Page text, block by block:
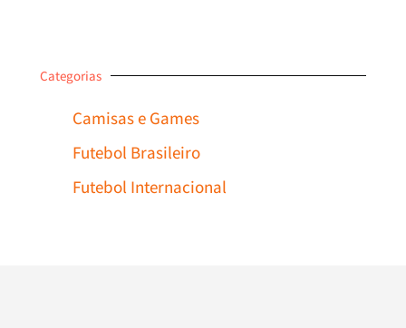
Categorias
Camisas e Games
Futebol Brasileiro
Futebol Internacional